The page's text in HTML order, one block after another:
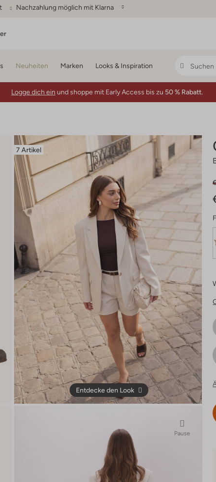
Nachzahlung möglich mit Klarna
Neuheiten Marken Looks & Inspiration
Logge dich ein und shoppe mit Early Access bis zu 50 % Rabatt.
7 Artikel
Entdecke den Look
Pause